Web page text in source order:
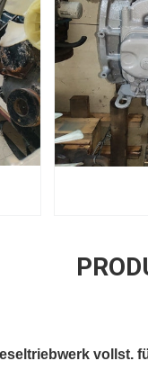
vollst.